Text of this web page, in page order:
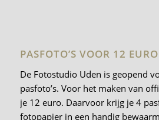
PASFOTO’S VOOR 12 EURO
De Fotostudio Uden is geopend
pasfoto’s. Voor het maken van
je 12 euro. Daarvoor krijg je 4
fotopapier in een handig